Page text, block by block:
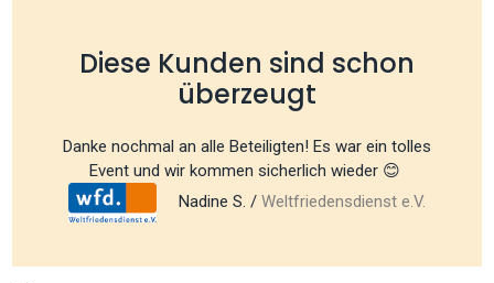
Diese Kunden sind schon
überzeugt
Danke nochmal an alle Beteiligten! Es war ein tolles
Event und wir kommen sicherlich wieder 😊
Nadine S. / Weltfriedensdienst e.V.